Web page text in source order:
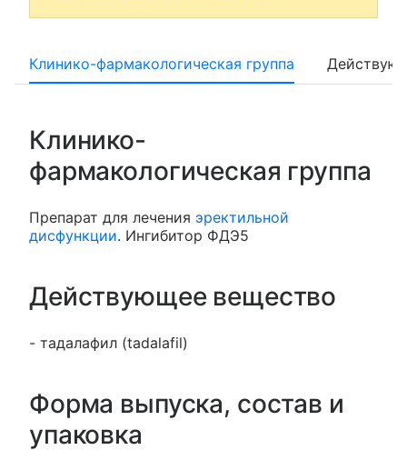
Клинико-фармакологическая группа
Клинико-
фармакологическая группа
Препарат для лечения эректильной
дисфункции. Ингибитор ФДЭ5
Действующее вещество
- тадалафил (tadalafil)
Форма выпуска, состав и
упаковка